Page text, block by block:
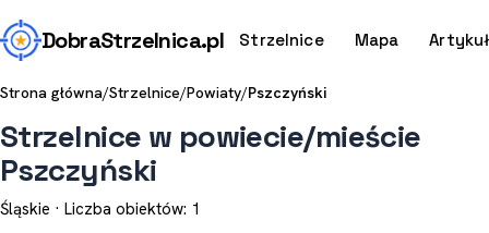
DobraStrzelnica.pl Strzelnice Mapa
Strona główna/Strzelnice/Powiaty/Pszczyński
Strzelnice w powiecie/mieście
Pszczyński
Śląskie · Liczba obiektów: 1